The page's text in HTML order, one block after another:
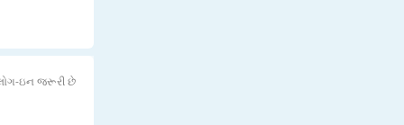
ઇન જરૂરી છે